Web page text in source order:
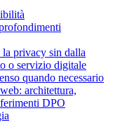
la privacy sin dalla
o servizio digitale
quando necessario
architettura,
DPO